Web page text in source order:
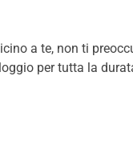
a te, non ti
per tutta la